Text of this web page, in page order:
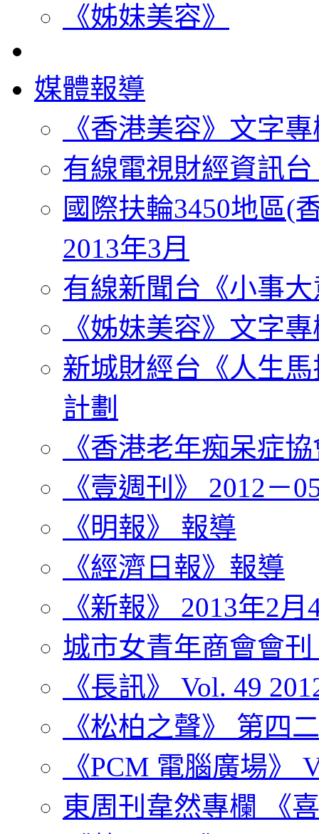
《姊妹美容》
媒體報導
《香港美容》文字
有線電視財經資訊
國際扶輪3450地區(
2013年3月
有線新聞台《小事
《姊妹美容》文字
新城財經台《人生
計劃
《香港老年痴呆症
《壹週刊》 2012－
《明報》 報導
《經濟日報》報導
《新報》 2013年2月
城市女青年商會會
《長訊》 Vol. 49
《松柏之聲》 第四
《PCM 電腦廣場》
東周刊韋然專欄 《